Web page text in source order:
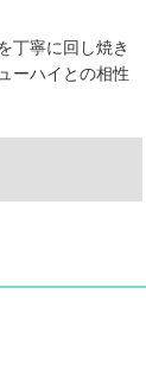
丁寧に回し焼き
ーハイとの相性